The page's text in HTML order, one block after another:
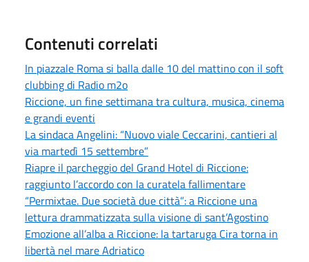
Contenuti correlati
In piazzale Roma si balla dalle 10 del mattino con il soft
clubbing di Radio m2o
Riccione, un fine settimana tra cultura, musica, cinema
e grandi eventi
La sindaca Angelini: “Nuovo viale Ceccarini, cantieri al
via martedì 15 settembre”
Riapre il parcheggio del Grand Hotel di Riccione:
raggiunto l’accordo con la curatela fallimentare
“Permixtae. Due società due città”: a Riccione una
lettura drammatizzata sulla visione di sant’Agostino
Emozione all’alba a Riccione: la tartaruga Cira torna in
libertà nel mare Adriatico